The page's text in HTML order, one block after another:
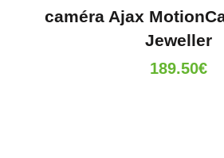
caméra Ajax
Jeweller
189.50€